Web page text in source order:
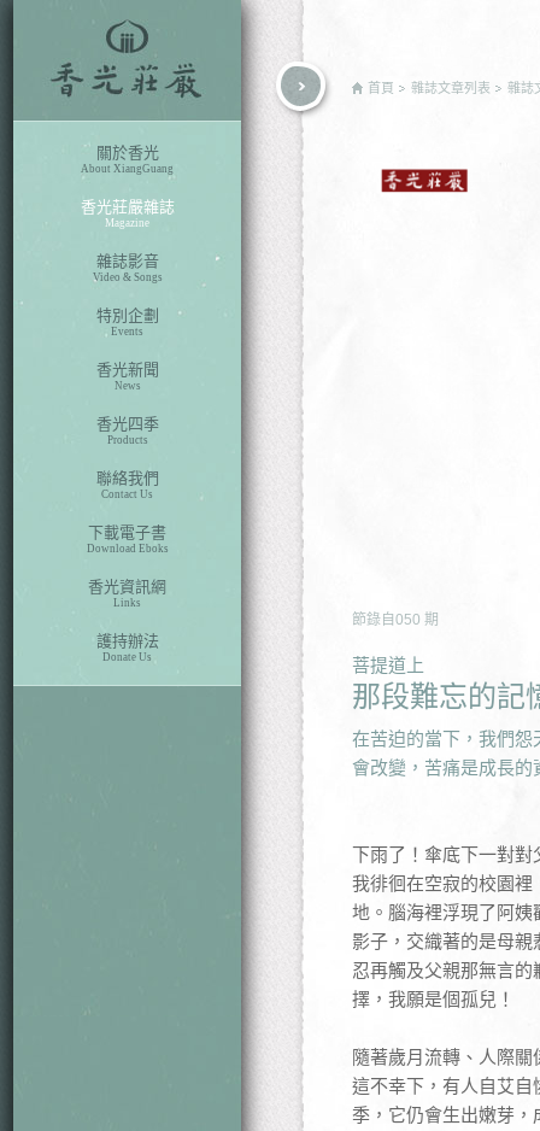
關於香光
About XiangGuang
香光莊嚴雜誌
Magazine
雜誌影音
Video & Songs
特別企劃
Events
香光新聞
News
香光四季
Products
聯絡我們
Contact Us
下載電子書
Download Eboks
香光資訊網
Links
護持辦法
Donate Us
首頁 雜誌文章列表 雜誌
節錄自 050 期
菩提道上
那段難忘的記
在苦迫的當下，我們
會改變，苦痛是成長
下雨了！傘底下一對
我徘徊在空寂的校園
地。腦海裡浮現了阿
影子，交織著的是母
忍再觸及父親那無言
擇，我願是個孤兒！
隨著歲月流轉、人際
這不幸下，有人自艾
季，它仍會生出嫩芽